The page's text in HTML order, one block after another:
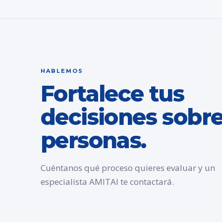
HABLEMOS
Fortalece tus
decisiones
personas.
Cuéntanos qué proceso quieres evaluar y un
especialista AMITAI te contactará.